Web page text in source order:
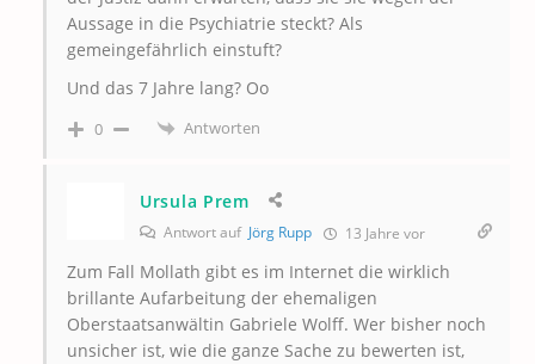
Aussage in die Psychiatrie steckt? Als
gemeingefährlich einstuft?
Und das 7 Jahre lang? Oo
0 Antworten
Ursula Prem
Antwort auf Jörg Rupp 13 Jahre vor
Zum Fall Mollath gibt es im Internet die wirklich
brillante Aufarbeitung der ehemaligen
Oberstaatsanwältin Gabriele Wolff. Wer bisher noch
unsicher ist, wie die ganze Sache zu bewerten ist,